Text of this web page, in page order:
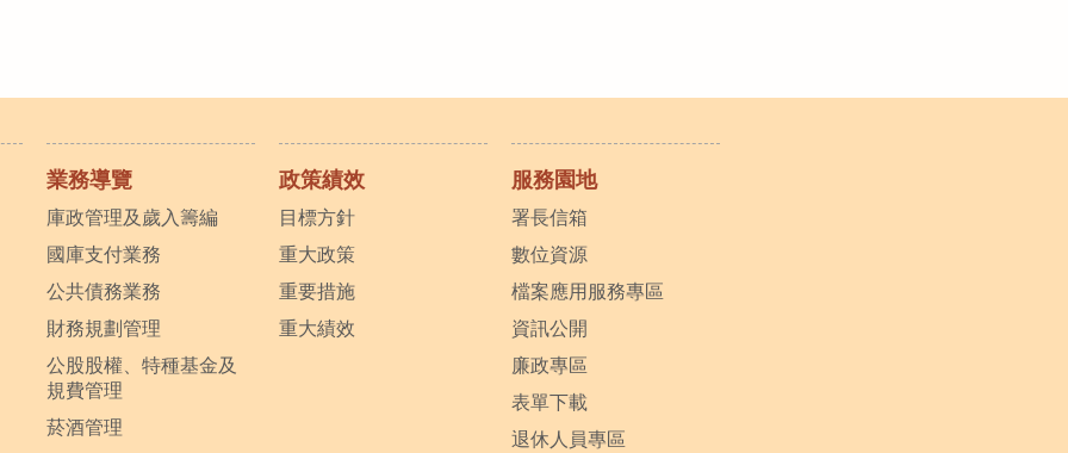
業務導覽
庫政管理及歲入籌編
國庫支付業務
公共債務業務
財務規劃管理
公股股權、特種基金及
規費管理
菸酒管理
政策績效
目標方針
重大政策
重要措施
重大績效
服務園地
署長信箱
數位資源
檔案應用服務專區
資訊公開
廉政專區
表單下載
退休人員專區